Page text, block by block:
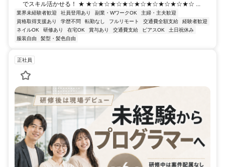
でスキル活かせる！ ★ ★☆★☆★☆★☆★☆★☆★☆★☆★☆ ...
業界未経験者歓迎 社員登用あり 副業・WワークOK
主婦・主夫歓迎
資格取得支援あり
学歴不問 転勤なし フルリモート 交通費全額支給
経験者歓迎
ネイルOK
研修あり 在宅OK 賞与あり 交通費支給 ピアスOK
土日祝休み
服装自由
髪型・髪色自由
正社員